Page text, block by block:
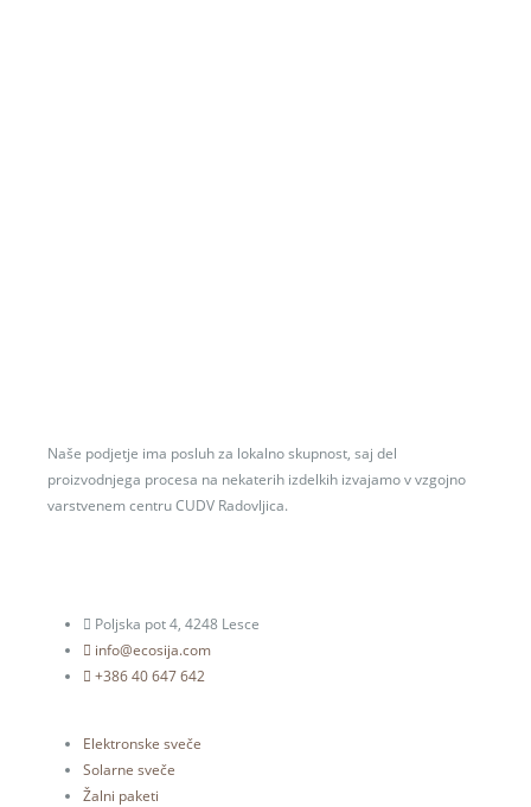
Naše podjetje ima posluh za lokalno skupnost, saj del
proizvodnjega procesa na nekaterih izdelkih izvajamo v vzgojno
varstvenem centru CUDV Radovljica.
Poljska pot 4, 4248 Lesce
info@ecosija.com
+386 40 647 642
Elektronske sveče
Solarne sveče
Žalni paketi